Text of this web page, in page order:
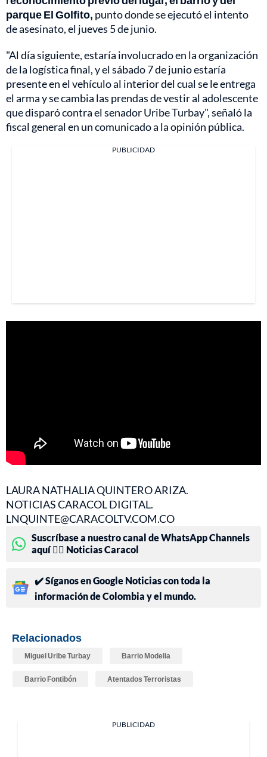
parque El Golfito, punto donde se ejecutó el intento
de asesinato, el jueves 5 de junio.
"Al día siguiente, estaría involucrado en la organización
de la logística final, y el sábado 7 de junio estaría
presente en el vehículo al interior del cual se le entrega
el arma y se cambia las prendas de vestir al adolescente
que disparó contra el senador Uribe Turbay", señaló la
fiscal general en un comunicado a la opinión pública.
PUBLICIDAD
LAURA NATHALIA QUINTERO ARIZA.
NOTICIAS CARACOL DIGITAL.
LNQUINTE@CARACOLTV.COM.CO
Suscríbase a nuestro canal de WhatsApp Channels
aquí 👉🏻 Noticias Caracol
✔️ Síganos en Google Noticias con toda la
información de Colombia y el mundo.
Relacionados
Miguel Uribe Turbay Barrio Modelia
Barrio Fontibón Atentados Terroristas
PUBLICIDAD